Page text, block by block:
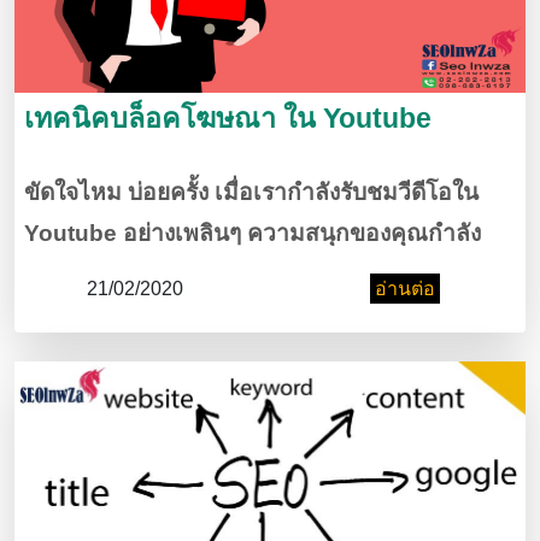
เทคนิคบล็อคโฆษณา ใน Youtube
ขัดใจไหม บ่อยครั้ง เมื่อเรากำลังรับชมวีดีโอใน
Youtube อย่างเพลินๆ ความสนุกของคุณกำลัง
ได้ที่ แต่ดันมีโฆษณาเข้ามากั้น จนทำให้คุณ
แนะนำวิธีบล็อคโฆษณาใน Youtube กัน
21/02/2020 อ่านต่อ